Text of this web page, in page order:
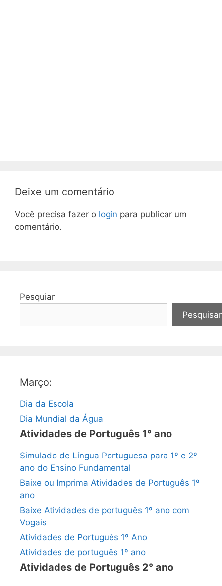
Deixe um comentário
Você precisa fazer o login para publicar um
comentário.
Pesquiar
Pesquisar
Março:
Dia da Escola
Dia Mundial da Água
Atividades de Português 1° ano
Simulado de Língua Portuguesa para 1º e 2º
ano do Ensino Fundamental
Baixe ou Imprima Atividades de Português 1º
ano
Baixe Atividades de português 1º ano com
Vogais
Atividades de Português 1º Ano
Atividades de português 1º ano
Atividades de Português 2° ano